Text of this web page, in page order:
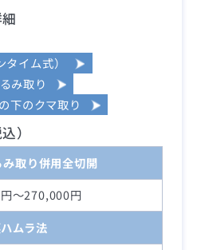
イム式）
み取り
下のクマ取り
）
取り併用全切開
～270,000円
ムラ法